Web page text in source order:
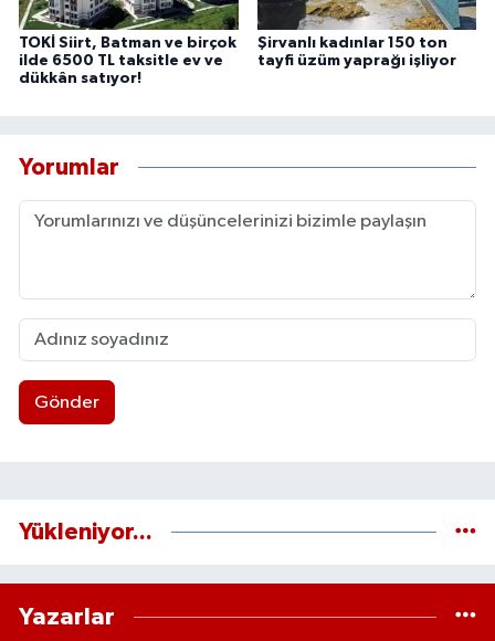
TOKİ Siirt, Batman ve birçok
ilde 6500 TL taksitle ev ve
dükkân satıyor!
Şirvanlı kadınlar 150 ton
tayfi üzüm yaprağı işliyor
Yorumlar
Gönder
Yükleniyor...
Yazarlar